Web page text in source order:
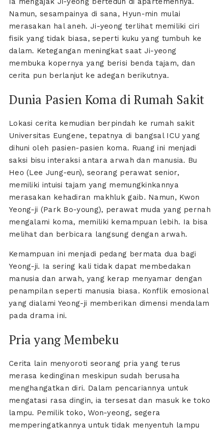
Namun, sesampainya di sana, Hyun-min mulai
merasakan hal aneh. Ji-yeong terlihat memiliki ciri
fisik yang tidak biasa, seperti kuku yang tumbuh ke
dalam. Ketegangan meningkat saat Ji-yeong
membuka kopernya yang berisi benda tajam, dan
cerita pun berlanjut ke adegan berikutnya.
Dunia Pasien Koma di Rumah Sakit
Lokasi cerita kemudian berpindah ke rumah sakit
Universitas Eungene, tepatnya di bangsal ICU yang
dihuni oleh pasien-pasien koma. Ruang ini menjadi
saksi bisu interaksi antara arwah dan manusia. Bu
Heo (Lee Jung-eun), seorang perawat senior,
memiliki intuisi tajam yang memungkinkannya
merasakan kehadiran makhluk gaib. Namun, Kwon
Yeong-ji (Park Bo-young), perawat muda yang pernah
mengalami koma, memiliki kemampuan lebih. Ia bisa
melihat dan berbicara langsung dengan arwah.
Kemampuan ini menjadi pedang bermata dua bagi
Yeong-ji. Ia sering kali tidak dapat membedakan
manusia dan arwah, yang kerap menyamar dengan
penampilan seperti manusia biasa. Konflik emosional
yang dialami Yeong-ji memberikan dimensi mendalam
pada drama ini.
Pria yang Membeku
Cerita lain menyoroti seorang pria yang terus
merasa kedinginan meskipun sudah berusaha
menghangatkan diri. Dalam pencariannya untuk
mengatasi rasa dingin, ia tersesat dan masuk ke toko
lampu. Pemilik toko, Won-yeong, segera
memperingatkannya untuk tidak menyentuh lampu